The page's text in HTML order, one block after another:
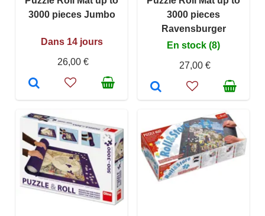
3000 pieces Jumbo
Dans 14 jours
26,00 €
3000 pieces
Ravensburger
En stock (8)
27,00 €